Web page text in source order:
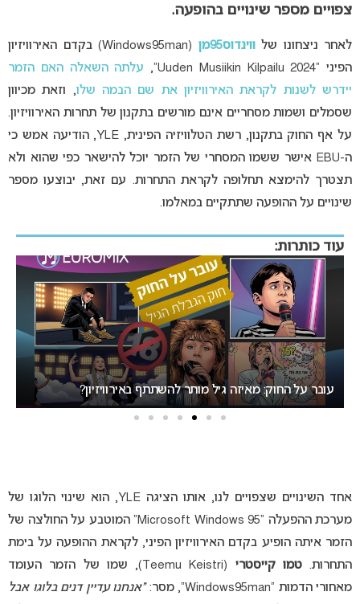
צפויים מספר שינויים בהופעה.
לאחר ניצחונו של ווינדוס95מן
(Windows95man) בקדם האירוויזיון
הפיני “Uuden Musiikin Kilpailu 2024”,
עלתה השאלה האם הזמר
יידרש לשנות לקראת האירוויזיון את שם הבמה שלו, וזאת מכיוון
שסמלים ושמות מסחריים אינם מורשים בתקנון של תחרות האירוויזיון.
על אף החוק בתקנון, רשת הטלוויזיה הפינית, YLE, הודיעה אמש כי
ה-EBU אישר ששמו המסחרי של הזמר יוכל להישאר כפי שהוא ולא
תצטרך להימצא תחלופה לקראת התחרות. עם זאת, יבוצעו מספר
שינויים על ההופעה שתתקיים במאלמו.
עוד כותרות:
אירוויזיון 2027 בבולגריה: המחלוקת סביב העיר המארחת בנקודת
רתיחה
אחד השינויים שצפויים לנו, אותו הציגה YLE, הוא שינוי הלוגו של
מערכת ההפעלה “Microsoft Windows 95” המוטבע על החולצה של
הזמר איתה הופיע בקדם האירוויזיון הפיני, לקראת ההופעה על בימת
התחרות.טמו קייסטרי
(Teemu Keistri), שמו של הזמר העומד
מאחורי הדמות “Windows95man”, מסר:
“אנחנו עדיין דנים בלוגו אבל